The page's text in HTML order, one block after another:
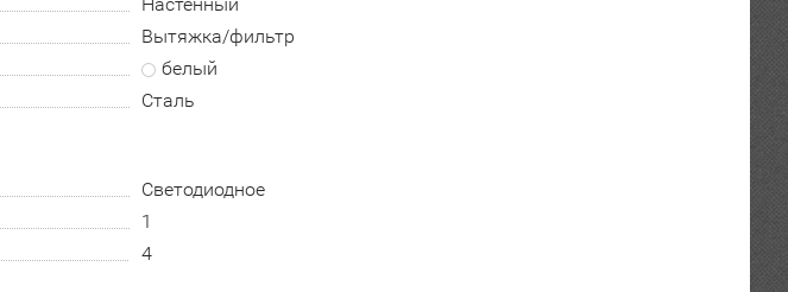
Вытяжка/фильтр
белый
Сталь
Светодиодное
1
4